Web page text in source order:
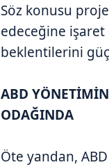
Söz konusu
edeceğine işaret
beklentilerini
ABD
ODAĞINDA
Öte yandan,